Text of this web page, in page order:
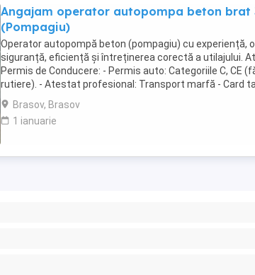
Angajam operator autopompa beton brat
(Pompagiu)
Operator autopompă beton (pompagiu) cu experiență,
siguranță, eficiență și întreținerea corectă a utilajului.
Permis de Conducere: - Permis auto: Categoriile C, CE
rutiere). - Atestat profesional: Transport marfă - Card
- Opțional: Autorizație ...
Brasov, Brasov
1 ianuarie